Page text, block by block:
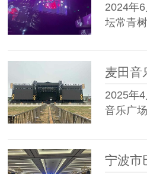
2024年
坛常青
2025年
音乐广